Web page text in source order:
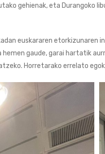
gehienak, eta Durangoko
euskararen etorkizunaren
gaude, garai hartatik
Horretarako errelato